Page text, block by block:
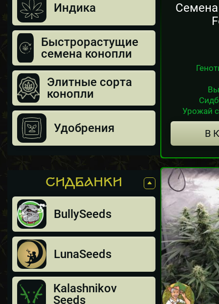
Индика
Быстрорастущие
семена конопли
Элитные сорта
конопли
Удобрения
СИДБАНКИ
BullySeeds
LunaSeeds
Kalashnikov
Seeds
Урожай
В